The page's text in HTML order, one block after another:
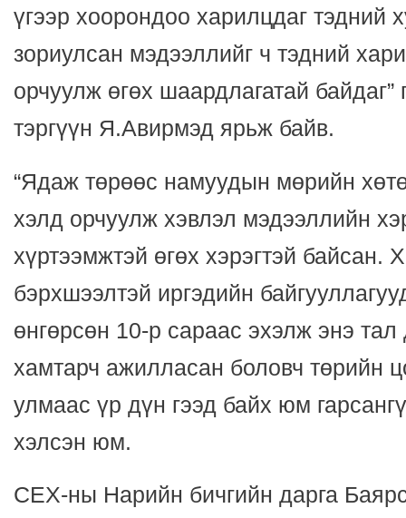
үгээр хоорондоо харилцдаг тэдний
зориулсан мэдээллийг ч тэдний
орчуулж өгөх шаардлагатай
тэргүүн Я.Авирмэд ярьж байв.
“Ядаж төрөөс намуудын мөрийн
хэлд орчуулж хэвлэл мэдээллийн
хүртээмжтэй өгөх хэрэгтэй байсан.
бэрхшээлтэй иргэдийн
өнгөрсөн 10-р сараас эхэлж энэ
хамтарч ажилласан боловч төрийн
улмаас үр дүн гээд байх юм
хэлсэн юм.
СЕХ-ны Нарийн бичгийн дарга